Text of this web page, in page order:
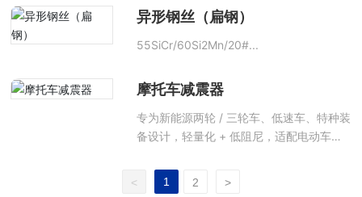
异形钢丝（扁钢）
55SiCr/60Si2Mn/20#...
摩托车减震器
专为新能源两轮 / 三轮车、低速车、特种装
备设计，轻量化 + 低阻尼，适配电动车车
< 1 2 >